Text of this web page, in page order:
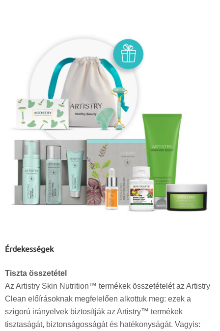
Érdekességek
Tiszta összetétel
Az Artistry Skin Nutrition™ termékek összetételét az Artistry
Clean előírásoknak megfelelően alkottuk meg: ezek a
szigorú irányelvek biztosítják az Artistry™ termékek
tisztaságát, biztonságosságát és hatékonyságát. Vagyis: